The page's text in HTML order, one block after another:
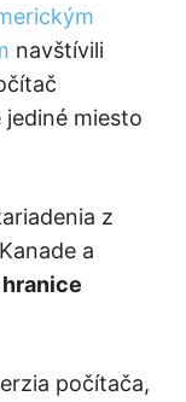
navštívili
miesto
z
a
hranice
počítača,